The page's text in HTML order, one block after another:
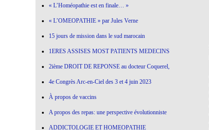
« L’Homéopathie est en finale… »
« L’OMEOPATHIE » par Jules Verne
15 jours de mission dans le sud marocain
1ERES ASSISES MOST PATIENTS MEDECINS
2ième DROIT DE REPONSE au docteur Coquerel,
4e Congrès Arc-en-Ciel des 3 et 4 juin 2023
À propos de vaccins
A propos des repas: une perspective évolutionniste
ADDICTOLOGIE ET HOMEOPATHIE